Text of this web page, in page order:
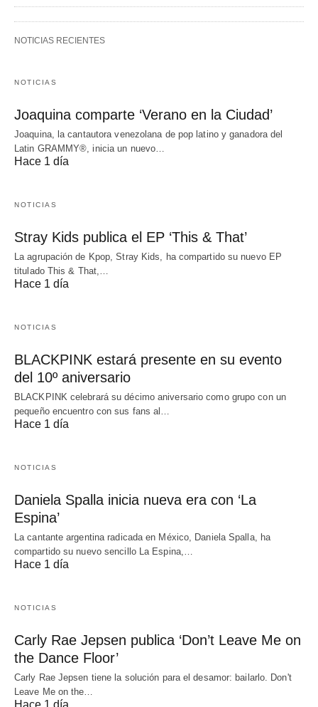
NOTICIAS RECIENTES
NOTICIAS
Joaquina comparte ‘Verano en la Ciudad’
Joaquina, la cantautora venezolana de pop latino y ganadora del
Latin GRAMMY®, inicia un nuevo…
Hace 1 día
NOTICIAS
Stray Kids publica el EP ‘This & That’
La agrupación de Kpop, Stray Kids, ha compartido su nuevo EP
titulado This & That,…
Hace 1 día
NOTICIAS
BLACKPINK estará presente en su evento
del 10º aniversario
BLACKPINK celebrará su décimo aniversario como grupo con un
pequeño encuentro con sus fans al…
Hace 1 día
NOTICIAS
Daniela Spalla inicia nueva era con ‘La
Espina’
La cantante argentina radicada en México, Daniela Spalla, ha
compartido su nuevo sencillo La Espina,…
Hace 1 día
NOTICIAS
Carly Rae Jepsen publica ‘Don’t Leave Me on
the Dance Floor’
Carly Rae Jepsen tiene la solución para el desamor: bailarlo. Don't
Leave Me on the…